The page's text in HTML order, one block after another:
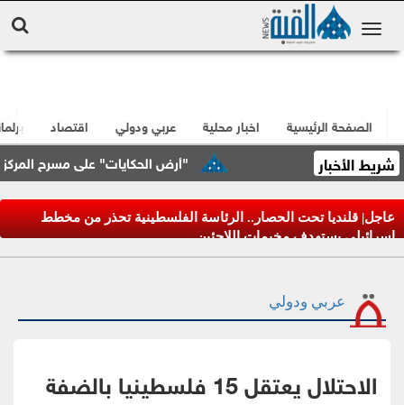
الصفحة الرئيسية اخبار محلية عربي ودولي اقتصاد
شريط الأخبار "أرض الحكايات" على مسرح المركز
عاجل| قلنديا تحت الحصار.. الرئاسة الفلسطينية تحذر من مخطط
إسرائيلي يستهدف مخيمات اللاجئين
عربي ودولي
الاحتلال يعتقل 15 فلسطينيا بالضفة